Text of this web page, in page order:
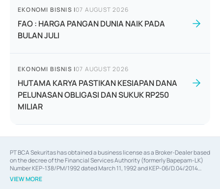
EKONOMI BISNIS |07 AUGUST 2026
FAO : HARGA PANGAN DUNIA NAIK PADA
BULAN JULI
EKONOMI BISNIS |07 AUGUST 2026
HUTAMA KARYA PASTIKAN KESIAPAN DANA
PELUNASAN OBLIGASI DAN SUKUK RP250
MILIAR
PT BCA Sekuritas has obtained a business license as a Broker-Dealer based
on the decree of the Financial Services Authority (formerly Bapepam-LK)
Number KEP-138/PM/1992 dated March 11, 1992 and KEP-06/D.04/2014
dated February 28, 2014, a business license as an Underwriter based on the
decree of the Financial Services Authority Number KEP-12/PM/PEE/1997
VIEW MORE